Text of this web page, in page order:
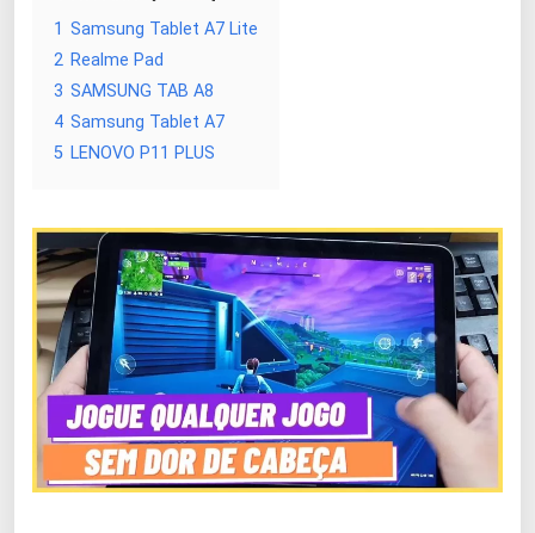
1 Samsung Tablet A7 Lite
2 Realme Pad
3 SAMSUNG TAB A8
4 Samsung Tablet A7
5 LENOVO P11 PLUS